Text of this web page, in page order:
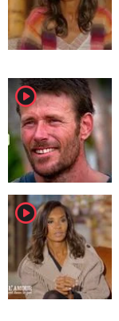
player2
player2